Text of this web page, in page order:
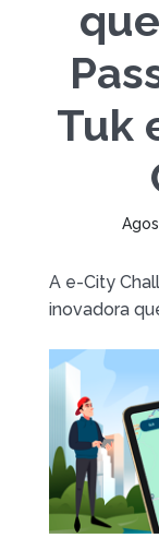
Tuk
A e-City
inovadora